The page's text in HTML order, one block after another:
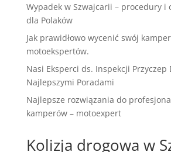
Wypadek w Szwajcarii – procedury i
dla Polaków
Jak prawidłowo wycenić swój
motoekspertów.
Nasi Eksperci ds. Inspekcji Przyczep
Najlepszymi Poradami
Najlepsze rozwiązania do
kamperów – motoexpert
Kolizja drogowa w